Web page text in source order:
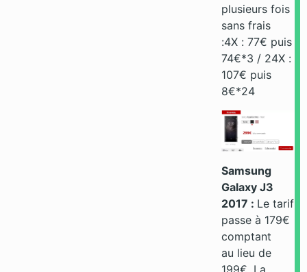
plusieurs fois
sans frais
:4X : 77€ puis
74€*3 / 24X :
107€ puis
8€*24
Samsung
Galaxy J3
2017 : Le tarif
passe à 179€
comptant
au lieu de